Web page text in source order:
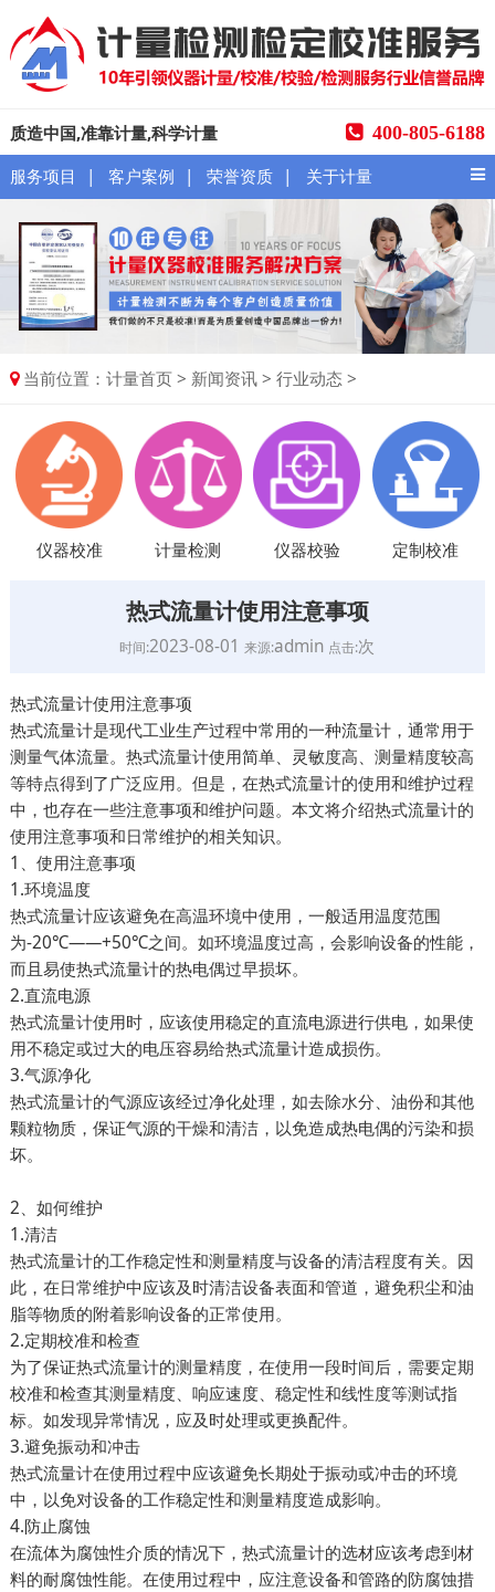
质造中国,准靠计量,科学计量 400-805-6188
服务项目 | 客户案例 | 荣誉资质 | 关于计量
当前位置：计量首页 > 新闻资讯 >行业动态 >
仪器校准 计量检测 仪器校验 定制校准
热式流量计使用注意事项
时间:2023-08-01来源:admin 点击:次
热式流量计使用注意事项
热式流量计是现代工业生产过程中常用的一种流量计，通常用于
测量气体流量。热式流量计使用简单、灵敏度高、测量精度较高
等特点得到了广泛应用。但是，在热式流量计的使用和维护过程
中，也存在一些注意事项和维护问题。本文将介绍热式流量计的
使用注意事项和日常维护的相关知识。
1、使用注意事项
1.环境温度
热式流量计应该避免在高温环境中使用，一般适用温度范围
为-20℃——+50℃之间。如环境温度过高，会影响设备的性能，
而且易使热式流量计的热电偶过早损坏。
2.直流电源
热式流量计使用时，应该使用稳定的直流电源进行供电，如果使
用不稳定或过大的电压容易给热式流量计造成损伤。
3.气源净化
热式流量计的气源应该经过净化处理，如去除水分、油份和其他
颗粒物质，保证气源的干燥和清洁，以免造成热电偶的污染和损
坏。
2、如何维护
1.清洁
热式流量计的工作稳定性和测量精度与设备的清洁程度有关。因
此，在日常维护中应该及时清洁设备表面和管道，避免积尘和油
脂等物质的附着影响设备的正常使用。
2.定期校准和检查
为了保证热式流量计的测量精度，在使用一段时间后，需要定期
校准和检查其测量精度、响应速度、稳定性和线性度等测试指
标。如发现异常情况，应及时处理或更换配件。
3.避免振动和冲击
热式流量计在使用过程中应该避免长期处于振动或冲击的环境
中，以免对设备的工作稳定性和测量精度造成影响。
4.防止腐蚀
在流体为腐蚀性介质的情况下，热式流量计的选材应该考虑到材
料的耐腐蚀性能。在使用过程中，应注意设备和管路的防腐蚀措